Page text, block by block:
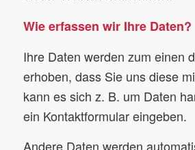
Wie erfassen wir Ihre Daten?
Ihre Daten werden zum einen
erhoben, dass Sie uns diese
kann es sich z. B. um Daten
ein Kontaktformular eingeben.
Andere Daten werden